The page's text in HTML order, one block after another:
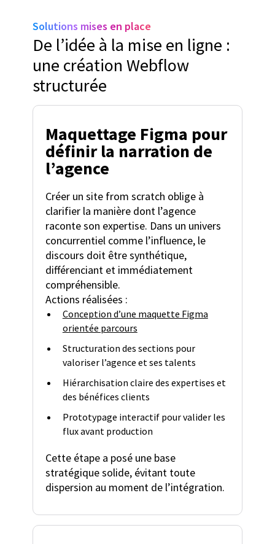
Solutions mises en place
De l’idée à la mise en ligne :
une création Webflow
structurée
Maquettage Figma pour
définir la narration de
l’agence
Créer un site from scratch oblige à
clarifier la manière dont l’agence
raconte son expertise. Dans un univers
concurrentiel comme l’influence, le
discours doit être synthétique,
différenciant et immédiatement
compréhensible.
Actions réalisées :
Conception d’une maquette Figma
orientée parcours
Structuration des sections pour
valoriser l’agence et ses talents
Hiérarchisation claire des expertises et
des bénéfices clients
Prototypage interactif pour valider les
flux avant production
Cette étape a posé une base
stratégique solide, évitant toute
dispersion au moment de l’intégration.